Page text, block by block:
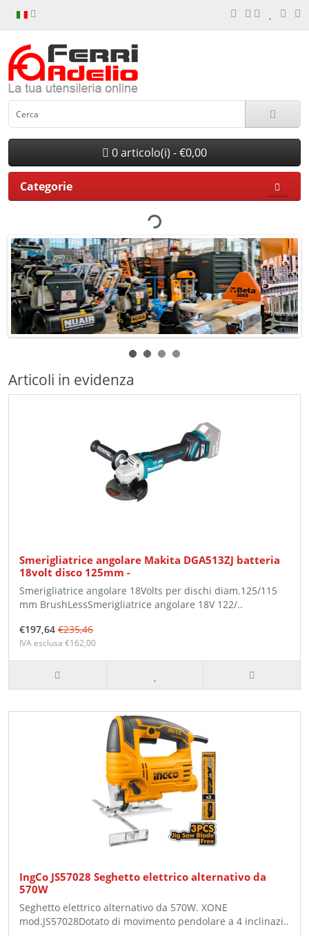
0 articolo(i) - €0,00
Categorie
Articoli in evidenza
Smerigliatrice angolare Makita DGA513ZJ batteria
18volt disco 125mm -
Smerigliatrice angolare 18Volts per dischi diam.125/115
mm BrushLessSmerigliatrice angolare 18V 122/..
€197,64 €235,46
IVA esclusa €162,00
IngCo JS57028 Seghetto elettrico alternativo da
570W
Seghetto elettrico alternativo da 570W. XONE
mod.JS57028Dotato di movimento pendolare a 4 inclinazi..